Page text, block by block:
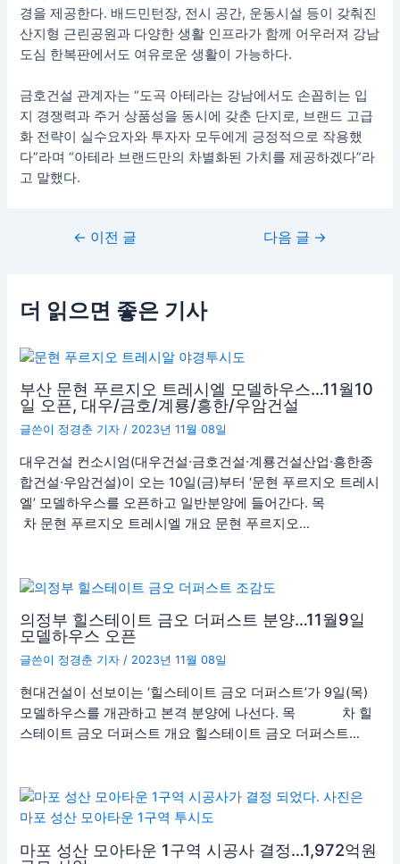
경을 제공한다. 배드민턴장, 전시 공간, 운동시설 등이 갖춰진
산지형 근린공원과 다양한 생활 인프라가 함께 어우러져 강남
도심 한복판에서도 여유로운 생활이 가능하다.
금호건설 관계자는 “도곡 아테라는 강남에서도 손꼽히는 입
지 경쟁력과 주거 상품성을 동시에 갖춘 단지로, 브랜드 고급
화 전략이 실수요자와 투자자 모두에게 긍정적으로 작용했
다”라며 “아테라 브랜드만의 차별화된 가치를 제공하겠다”라
고 말했다.
← 이전 글 다음 글 →
더 읽으면 좋은 기사
부산 문현 푸르지오 트레시엘 모델하우스…11월10
일 오픈, 대우/금호/계룡/흥한/우암건설
글쓴이 정경춘 기자/ 2023년 11월 08일
대우건설 컨소시엄(대우건설∙금호건설∙계룡건설산업∙흥한종
합건설∙우암건설)이 오는 10일(금)부터 ‘문현 푸르지오 트레시
엘’ 모델하우스를 오픈하고 일반분양에 들어간다. 목
차 문현 푸르지오 트레시엘 개요 문현 푸르지오…
의정부 힐스테이트 금오 더퍼스트 분양…11월9일
모델하우스 오픈
글쓴이 정경춘 기자/ 2023년 11월 08일
현대건설이 선보이는 ‘힐스테이트 금오 더퍼스트’가 9일(목)
모델하우스를 개관하고 본격 분양에 나선다. 목 차 힐
스테이트 금오 더퍼스트 개요 힐스테이트 금오 더퍼스트…
마포 성산 모아타운 1구역 시공사 결정…1,972억원